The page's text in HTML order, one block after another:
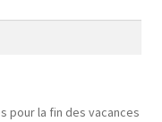
le
pour la fin des vacances